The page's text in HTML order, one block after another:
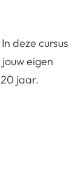
deze cursus
eigen
jaar.